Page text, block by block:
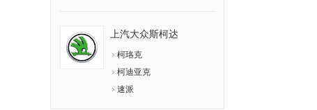
上汽大众斯柯达
柯珞克
柯迪亚克
速派